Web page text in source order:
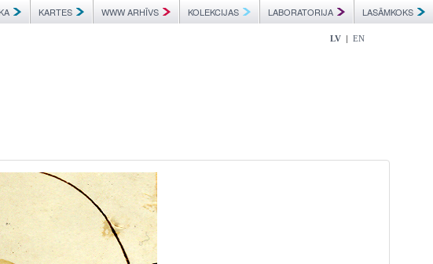
KARTES WWW ARHĪVS KOLEKCIJAS LABORATORIJA LASĀMKOKS
LV | EN